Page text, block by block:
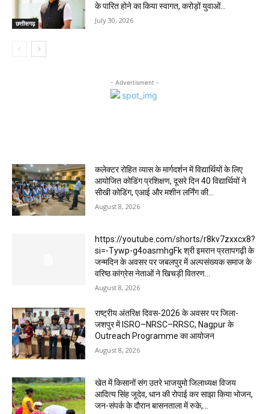
छत्तीसगढ़
के पारित होने का किया स्वागत, करोड़ों युवाओं...
July 30, 2026
- Advertisment -
कलेक्टर रोहित व्यास के मार्गदर्शन में विद्यार्थियों के लिए
आयोजित कोडिंग प्रशिक्षण, दूसरे दिन 40 विद्यार्थियों ने
सीखी कोडिंग, एआई और मशीन लर्निंग की...
August 8, 2026
https://youtube.com/shorts/r8kv7zxxcx8?
si=-Tywp-g4oasmhgFk श्री इमरान प्रतापगढ़ी के
जन्मदिन के अवसर पर जबलपुर में अल्पसंख्यक समाज के
वरिष्ठ कांग्रेस नेताओं ने खिचड़ी वितरण...
August 8, 2026
राष्ट्रीय अंतरिक्ष दिवस-2026 के अवसर पर जिला-
जशपुर में ISRO–NRSC–RRSC, Nagpur के
Outreach Programme का आयोजन
August 8, 2026
खेत में किसानों संग उतरे भाजयुमो जिलाध्यक्ष विजय
आदित्य सिंह जूदेव, धान की रोपाई कर साझा किया भोजन,
जन-संपर्क के दौरान बासनताला में रुके,...